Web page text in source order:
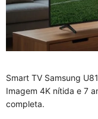
Smart TV Samsung
Imagem 4K nítida e 7
completa.